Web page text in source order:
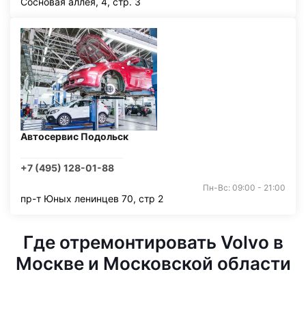
Автосервис Подольск
+7 (495) 128-01-88
Пн-Вс: 09:00 - 21:00
пр-т Юных ленинцев 70, стр 2
Где отремонтировать Volvo в
Москве и Московской области